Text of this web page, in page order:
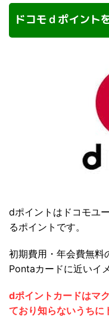
ドコモｄポイント
dポイントはドコモユ
るポイントです。
初期費用・年会費無料
Pontaカードに近いイ
dポイントカードはマ
ており知らないうちに